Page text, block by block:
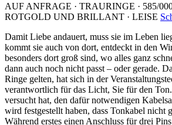
AUF ANFRAGE · TRAURINGE · 585/
ROTGOLD UND BRILLANT · LEISE
Damit Liebe andauert, muss sie im Leben
kommt sie auch von dort, entdeckt in den
besonders dort groß sind, wo alles ganz
dann auch noch nicht passt – oder gerade.
Ringe gelten, hat sich in der
verantwortlich für das Licht, Sie für den
versucht hat, den dafür notwendigen
wird festgestellt haben, dass Tonkabel nicht
Während erstes einen Anschluss für drei